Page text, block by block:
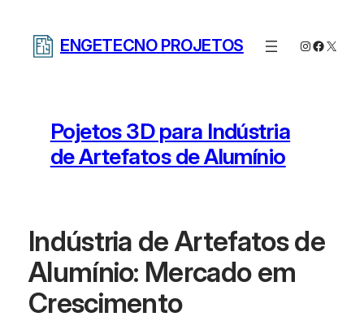
ENGETECNO PROJETOS Instagram
X
Pojetos 3D para Indústria
de Artefatos de Alumínio
Indústria de Artefatos de
Alumínio: Mercado em
Crescimento